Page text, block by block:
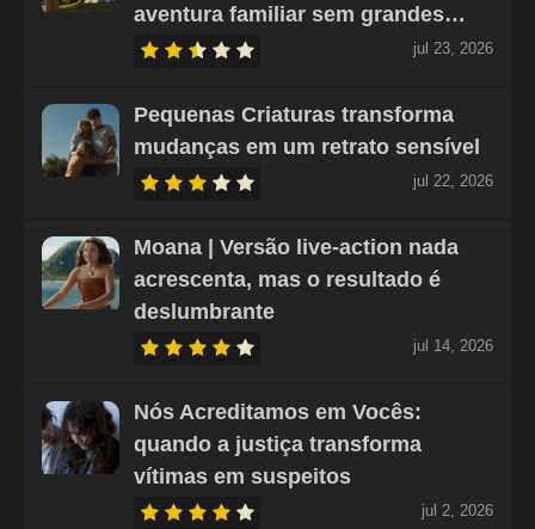
aventura familiar sem grandes…
jul 23, 2026
Pequenas Criaturas transforma
mudanças em um retrato sensível
jul 22, 2026
Moana | Versão live-action nada
acrescenta, mas o resultado é
deslumbrante
jul 14, 2026
Nós Acreditamos em Vocês:
quando a justiça transforma
vítimas em suspeitos
jul 2, 2026